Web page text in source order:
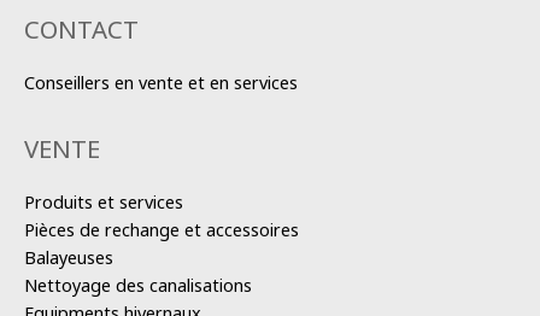
CONTACT
Conseillers en vente et en services
VENTE
Produits et services
Pièces de rechange et accessoires
Balayeuses
Nettoyage des canalisations